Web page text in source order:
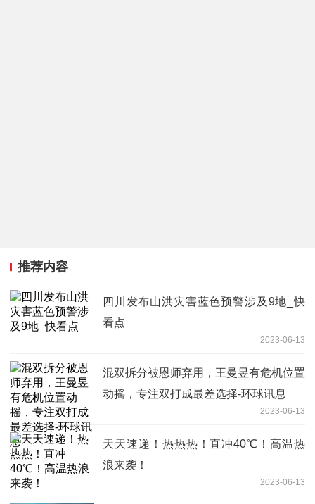
推荐内容
四川发布山洪灾害蓝色预警涉及9地_快
看点
2023-06-13
混双拆分被恩师弃用，王曼昱有危机位置
动摇，专注双打成最差选择-环球讯息
2023-06-13
天天速递！热热热！直冲40℃！高温热
浪来袭！
2023-06-13